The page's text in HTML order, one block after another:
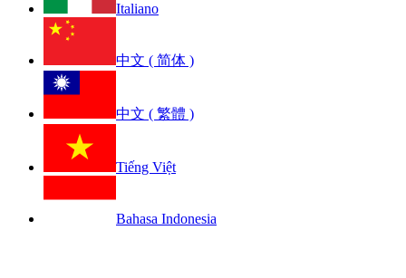
Italiano
中文 ( 简体 )
中文 ( 繁體 )
Tiếng Việt
Bahasa Indonesia